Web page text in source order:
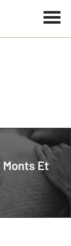
Monts Et
Vallées?
!